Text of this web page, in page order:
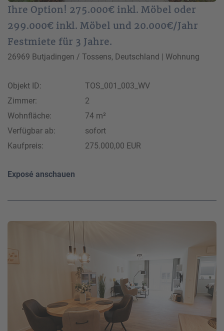
Ihre Option! 275.000€ inkl. Möbel oder
299.000€ inkl. Möbel und 20.000€/Jahr
Festmiete für 3 Jahre.
26969 Butjadingen / Tossens, Deutschland | Wohnung
Objekt ID:
TOS_001_003_WV
Zimmer:
2
Wohnfläche:
74 m²
Verfügbar ab:
sofort
Kaufpreis:
275.000,00 EUR
Exposé anschauen